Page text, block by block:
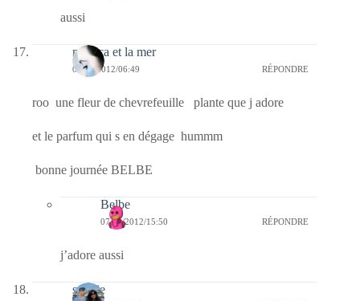
aussi
monica et la mer
07/09/2012/06:49 RÉPONDRE
roo une fleur de chevrefeuille plante que j adore
et le parfum qui s en dégage hummm
bonne journée BELBE
Belbe
07/09/2012/15:50 RÉPONDRE
j’adore aussi
sophie